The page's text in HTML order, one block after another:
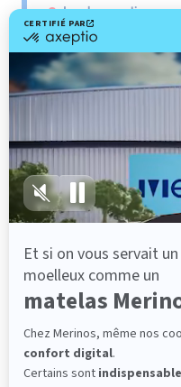
Le plus : soutien
Grâce à ses 3 zones
Pencil vous assure
épaules, le dos et le
lattes, vous évitez
Dès 501,00 €
Marque